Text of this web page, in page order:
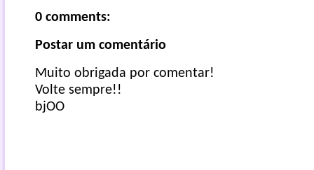
0 comments:
Postar um comentário
Muito obrigada por comentar!
Volte sempre!!
bjOO